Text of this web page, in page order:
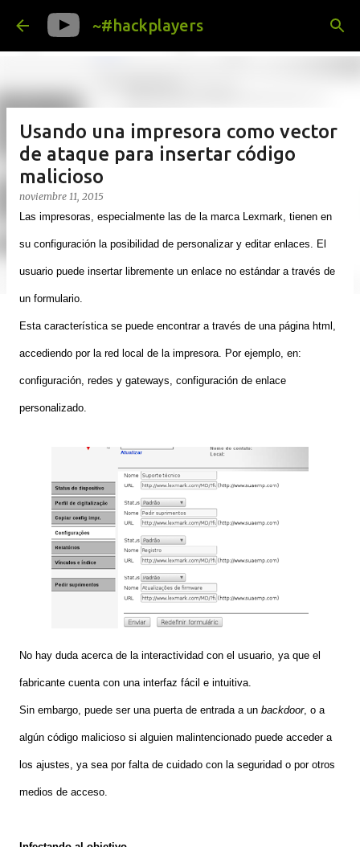
Ir al contenido principal
~#hackplayers
Usando una impresora como vector
de ataque para insertar código
malicioso
noviembre 11, 2015
Las impresoras, especialmente las de la marca Lexmark, tienen en
su configuración la posibilidad de personalizar y editar enlaces. El
usuario puede insertar libremente un enlace no estándar a través de
un formulario.
Esta característica se puede encontrar a través de una página html,
accediendo por la red local de la impresora. Por ejemplo, en:
configuración, redes y gateways, configuración de enlace
personalizado.
No hay duda acerca de la interactividad con el usuario, ya que el
fabricante cuenta con una interfaz fácil e intuitiva.
Sin embargo, puede ser una puerta de entrada a un backdoor, o a
algún código malicioso si alguien malintencionado puede acceder a
los ajustes, ya sea por falta de cuidado con la seguridad o por otros
medios de acceso.